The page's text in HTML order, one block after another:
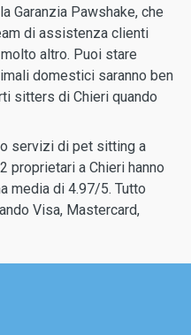
Garanzia Pawshake, che
di assistenza clienti
altro. Puoi stare
domestici saranno ben
sitters di Chieri quando
servizi di pet sitting a
proprietari a Chieri hanno
media di 4.97/5. Tutto
Visa, Mastercard,